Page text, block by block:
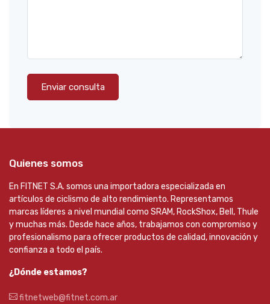
Enviar consulta
Quienes somos
En FITNET S.A. somos una importadora especializada en
artículos de ciclismo de alto rendimiento. Representamos
marcas líderes a nivel mundial como SRAM, RockShox, Bell, Thule
y muchas más. Desde hace años, trabajamos con compromiso y
profesionalismo para ofrecer productos de calidad, innovación y
confianza a todo el país.
¿Dónde estamos?
fitnetweb@fitnet.com.ar